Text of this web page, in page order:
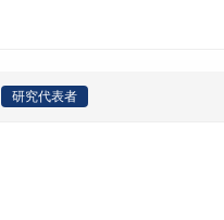
研究代表者